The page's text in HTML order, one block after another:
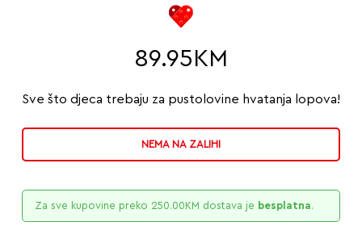
89.95 KM
Sve što djeca trebaju za pustolovine hvatanja lopova!
NEMA NA ZALIHI
Za sve kupovine preko 250.00KM dostava je besplatna.